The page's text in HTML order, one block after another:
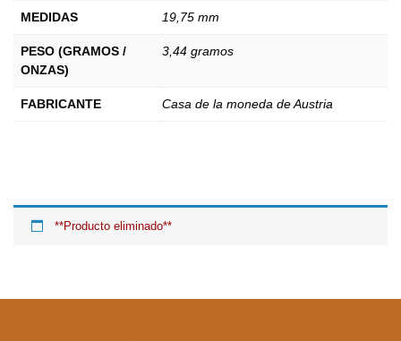
MEDIDAS 19,75 mm
PESO (GRAMOS /
ONZAS)
3,44 gramos
FABRICANTE Casa de la moneda de Austria
**Producto eliminado**